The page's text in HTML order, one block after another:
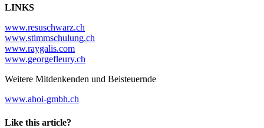
LINKS
www.resuschwarz.ch
www.stimmschulung.ch
www.raygalis.com
www.georgefleury.ch
Weitere Mitdenkenden und Beisteuernde
www.ahoi-gmbh.ch
Like this article?